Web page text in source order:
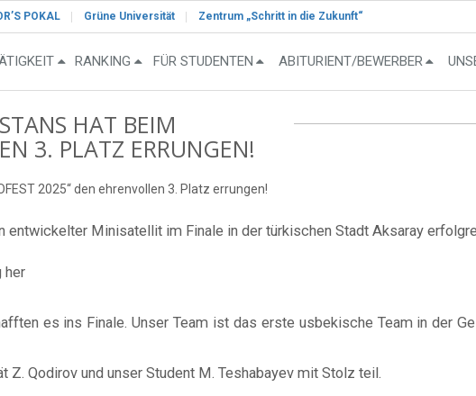
POKAL Grüne Universität Zentrum „Schritt in die Zukunft“
RANKING FÜR STUDENTEN ABITURIENT/BEWERBER
HAT BEIM
3. PLATZ ERRUNGEN!
2025“ den ehrenvollen 3. Platz errungen!
entwickelter Minisatellit im Finale in der türkischen Stadt Aksaray
her
es ins Finale. Unser Team ist das erste usbekische Team in der
Qodirov und unser Student M. Teshabayev mit Stolz teil.